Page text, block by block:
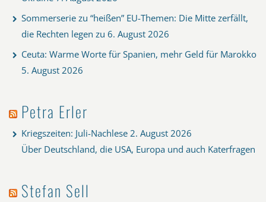
Sommerserie zu “heißen” EU-Themen: Die Mitte zerfällt,
die Rechten legen zu 6. August 2026
Ceuta: Warme Worte für Spanien, mehr Geld für Marokko
5. August 2026
Petra Erler
Kriegszeiten: Juli-Nachlese 2. August 2026
Über Deutschland, die USA, Europa und auch Katerfragen
Stefan Sell